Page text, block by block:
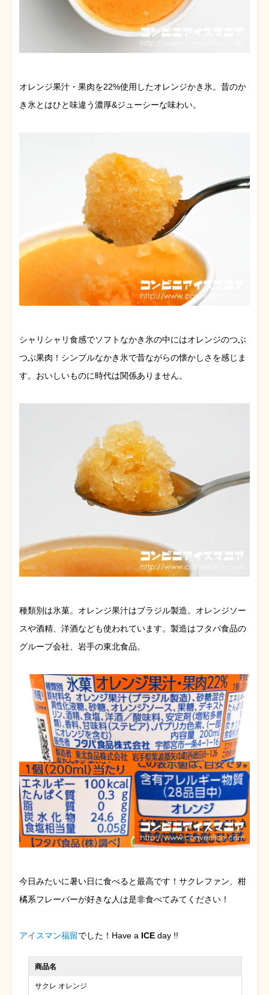
オレンジ果汁・果肉を22%使用したオレンジかき氷。昔のか
き氷とはひと味違う濃厚&ジューシーな味わい。
シャリシャリ食感でソフトなかき氷の中にはオレンジのつぶ
つぶ果肉！シンプルなかき氷で昔ながらの懐かしさを感じま
す。おいしいものに時代は関係ありません。
種類別は氷菓。オレンジ果汁はブラジル製造。オレンジソー
スや酒精、洋酒なども使われています。製造はフタバ食品の
グループ会社、岩手の東北食品。
今日みたいに暑い日に食べると最高です！サクレファン、柑
橘系フレーバーが好きな人は是非食べてみてください！
アイスマン福留でした！Have a ICE day !!
商品名
サクレ オレンジ